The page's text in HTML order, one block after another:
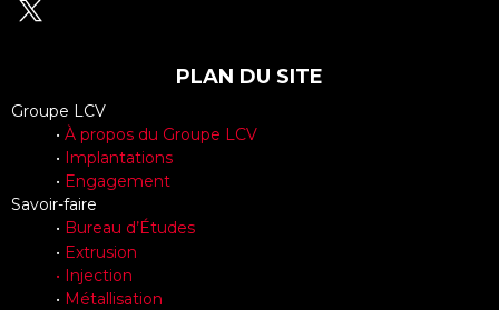
PLAN DU SITE
Groupe LCV
• À propos du Groupe LCV
• Implantations
• Engagement
Savoir-faire
• Bureau d’Études
• Extrusion
• Injection
• Métallisation